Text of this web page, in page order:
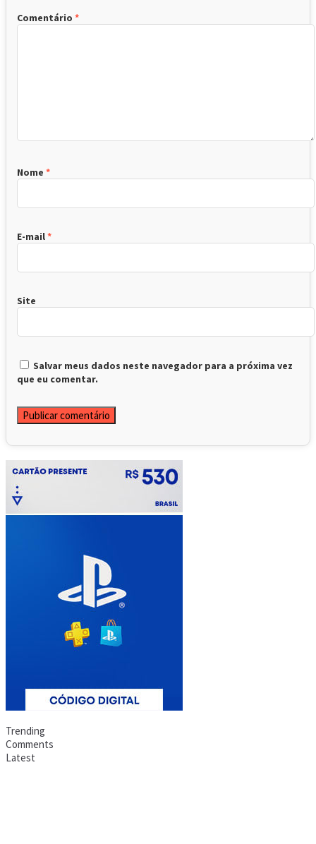
Comentário *
Nome *
E-mail*
Site
Salvar meus dados neste navegador para a próxima vez
que eu comentar.
Trending
Comments
Latest